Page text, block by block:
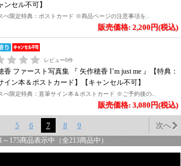
ンセル不可】
ぺ限定特典：ポストカード ※商品ページの注意事項を..
販売価格: 2,200円(税込)
レビュー0件
香 ファースト写真集 『 矢作穂香 I’m just me 』【特典：
イン本＆ポストカード】【キャンセル不可】
ぺ限定特典：直筆サイン本＆ポストカード ※ご予約後の..
販売価格: 3,080円(税込)
5 6 7 8 9 次へ
～ 175商品表示中（全213商品中）